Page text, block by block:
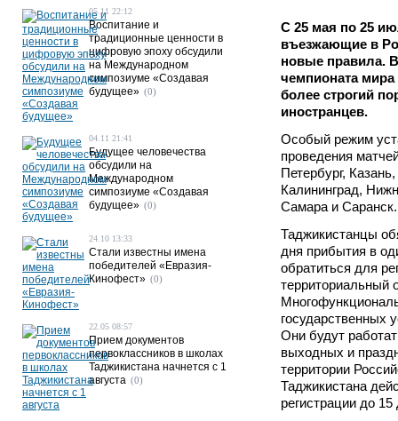
С 25 мая по 25
въезжающие в
новые правила.
чемпионата
более строгий
иностранцев.
Особый режим
проведения
Петербург,
Калининград,
Самара и Саранск.
Таджикистанцы
дня прибытия в
обратиться для
государственных
Они будут
выходных и
территории
Таджикистана
регистрации до 15
05.11 22:12
Воспитание и
традиционные ценности в
цифровую эпоху обсудили
на Международном
симпозиуме «Создавая
будущее» (0)
04.11 21:41
Будущее человечества
обсудили на
Международном
симпозиуме «Создавая
будущее» (0)
24.10 13:33
Стали известны имена
победителей «Евразия-
Кинофест» (0)
22.05 08:57
Прием документов
первоклассников в школах
Таджикистана начнется с 1
августа (0)